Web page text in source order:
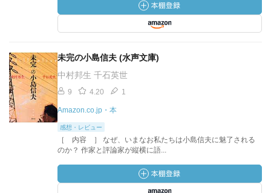
未完の小島信夫 (水声文庫)
中村邦生 千石英世
9 4.20 1
Amazon.co.jp・本
感想・レビュー
［ 内容 ］ なぜ、いまなお私たちは小島信夫に魅了される
のか？ 作家と評論家が縦横に語...